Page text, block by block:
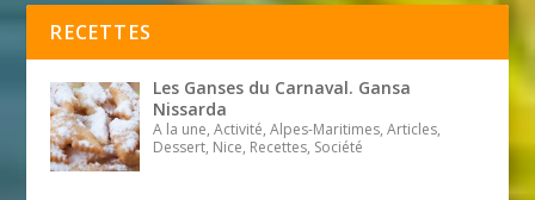
RECETTES
Les Ganses du Carnaval. Gansa
Nissarda
A la une, Activité, Alpes-Maritimes, Articles,
Dessert, Nice, Recettes, Société